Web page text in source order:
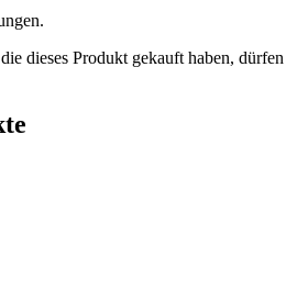
dieses Produkt gekauft haben, dürfen